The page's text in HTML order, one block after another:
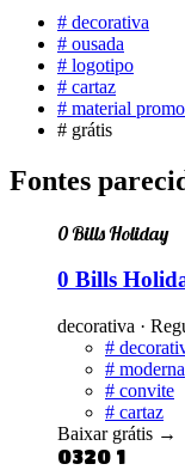
# decorativa
# ousada
# logotipo
# cartaz
# material
# grátis
Fontes
0 Bills Holiday
0 Bills
decorativa ·
#
# moderna
# convite
# cartaz
Baixar grátis →
0320 1